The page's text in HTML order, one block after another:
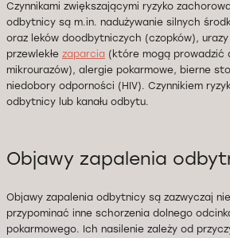
Czynnikami zwiększającymi ryzyko
odbytnicy są m.in. nadużywanie silnych
oraz leków doodbytniczych (czopków), urazy
przewlekłe zaparcia (które mogą prowadzić
mikrourazów), alergie pokarmowe, bierne
niedobory odporności (HIV). Czynnikiem
odbytnicy lub kanału odbytu.
Objawy zapalenia
Objawy zapalenia odbytnicy są zazwyczaj
przypominać inne schorzenia dolnego
pokarmowego. Ich nasilenie zależy od